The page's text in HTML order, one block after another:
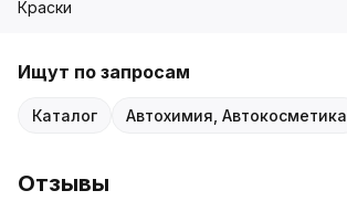
Краски
Ищут по запросам
Каталог Автохимия, Автокосметика
Отзывы